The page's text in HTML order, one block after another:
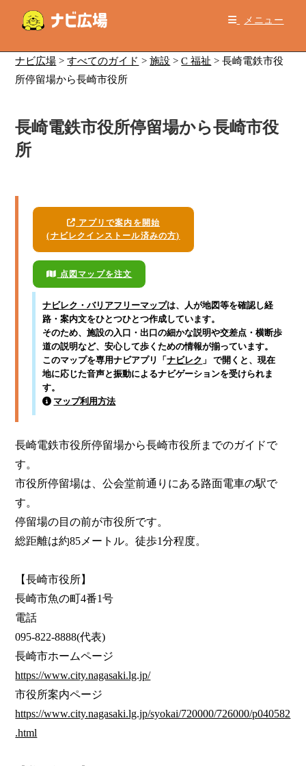
メニュー
ナビ広場 >すべてのガイド >施設 >C 福祉 >長崎電鉄市役
所停留場から長崎市役所
長崎電鉄市役所停留場から長崎市役
所
アプリで案内を開始
(ナビレクインストール済みの方)
点図マップを注文
ナビレク・バリアフリーマップは、人が地図等を確認し経
路・案内文をひとつひとつ作成しています。
そのため、施設の入口・出口の細かな説明や交差点・横断歩
道の説明など、安心して歩くための情報が揃っています。
このマップを専用ナビアプリ「ナビレク 」 で開くと、現在
地に応じた音声と振動によるナビゲーションを受けられま
す。
マップ利用方法
長崎電鉄市役所停留場から長崎市役所までのガイドで
す。
市役所停留場は、公会堂前通りにある路面電車の駅で
す。
停留場の目の前が市役所です。
総距離は約85メートル。徒歩1分程度。
【長崎市役所】
長崎市魚の町4番1号
電話
095-822-8888(代表)
https://www.city.nagasaki.lg.jp/
https://www.city.nagasaki.lg.jp/syokai/720000/726000/p040582
.html